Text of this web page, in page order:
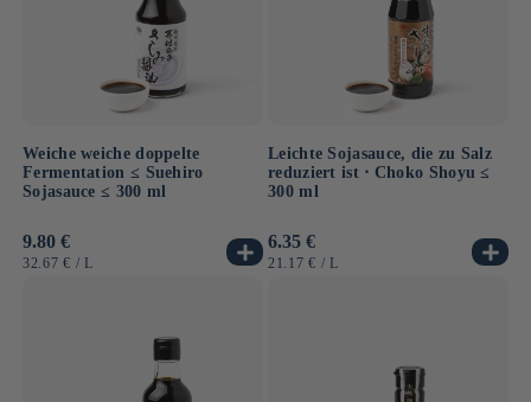
Weiche weiche doppelte
Fermentation ≤ Suehiro
Sojasauce ≤ 300 ml
Normaler
Preis
9.80 €
GRUNDPREIS
32.67 € / PRO
L
Leichte Sojasauce, die zu Salz
reduziert ist ⋅ Choko Shoyu ≤
300 ml
Normaler
Preis
6.35 €
GRUNDPREIS
21.17 € / PRO
L